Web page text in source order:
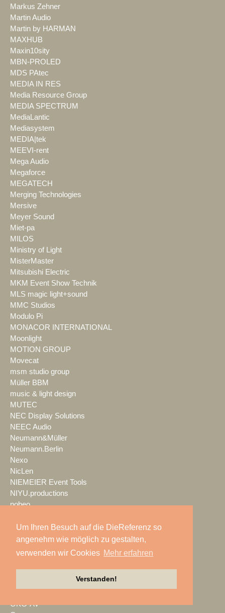
Um Ihren Besuch auf die DieReferenz so
angenehm wie möglich zu gestalten,
verwenden wir Cookies Mehr erfahren
Verstanden!
Markus Zehner
Martin Audio
Martin by HARMAN
MAXHUB
Maxin10sity
MBN-PROLED
MDS PAtec
MEDIA IN RES
Media Resource Group
MEDIA SPECTRUM
MediaLantic
Mediasystem
MEDIA|tek
MEEVI-rent
Mega Audio
Megaforce
MEGATECH
Merging Technologies
Mersive
Meyer Sound
Miet-pa
MILOS
Ministry of Light
MisterMaster
Mitsubishi Electric
MKM Event Show Technik
MLS magic light+sound
MMC Studios
Modulo Pi
MONACOR INTERNATIONAL
Moonlight
MOTION GROUP
Movecat
msm studio group
Müller BBM
music & light design
MUTEC
NEC Display Solutions
NEEC Audio
Neumann&Müller
Neumann.Berlin
Nexo
NicLen
NIEMEIER Event Tools
NIYU.productions
nobeo
NPB Veranstaltungstechnik
NTi Audio
Octopus
OKG-AV